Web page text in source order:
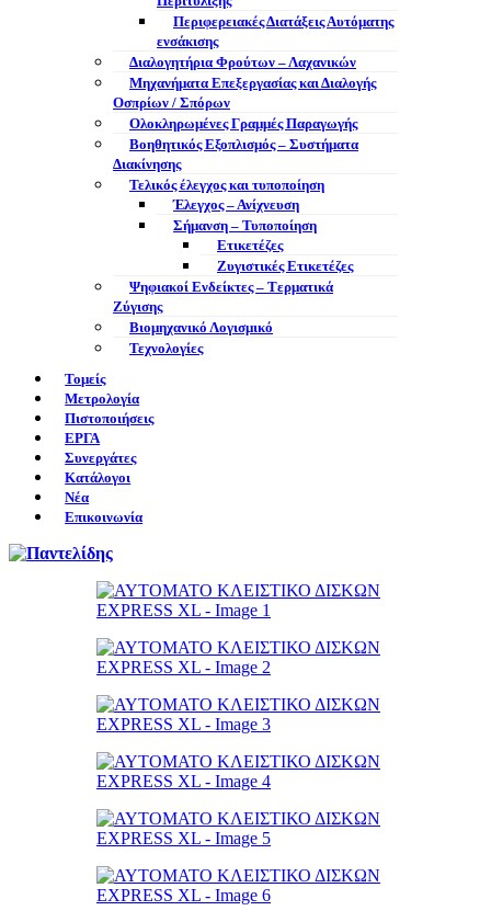
Περιφερειακές Διατάξεις Αυτόματης
ενσάκισης
Διαλογητήρια Φρούτων – Λαχανικών
Μηχανήματα Επεξεργασίας και Διαλογής
Οσπρίων / Σπόρων
Ολοκληρωμένες Γραμμές Παραγωγής
Βοηθητικός Εξοπλισμός – Συστήματα
Διακίνησης
Τελικός έλεγχος και τυποποίηση
Έλεγχος – Ανίχνευση
Σήμανση – Τυποποίηση
Ετικετέζες
Ζυγιστικές Ετικετέζες
Ψηφιακοί Ενδείκτες – Tερματικά
Ζύγισης
Βιομηχανικό Λογισμικό
Τεχνολογίες
Τομείς
Μετρολογία
Πιστοποιήσεις
ΕΡΓΑ
Συνεργάτες
Κατάλογοι
Νέα
Επικοινωνία